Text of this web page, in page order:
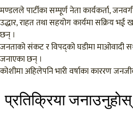
मण्डलले पार्टीका सम्पूर्ण नेता कार्यकर्ता,
उद्धार, राहत तथा सहयोग कार्यमा सक्रिय
छन् ।
जनताको संकट र विपद्को घडीमा माओवादी
जनाएका छन् ।
कोशीमा अहिलेपनि भारी वर्षाका काररण
प्रतिक्रिया जनाउनुहाेस्